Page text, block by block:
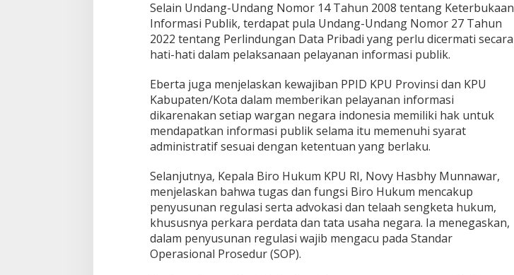
Selain Undang-Undang Nomor 14 Tahun 2008 tentang Keterbukaan
Informasi Publik, terdapat pula Undang-Undang Nomor 27 Tahun
2022 tentang Perlindungan Data Pribadi yang perlu dicermati secara
hati-hati dalam pelaksanaan pelayanan informasi publik.
‎‎Eberta juga menjelaskan kewajiban PPID KPU Provinsi dan KPU
Kabupaten/Kota dalam memberikan pelayanan informasi
dikarenakan setiap wargan negara indonesia memiliki hak untuk
mendapatkan informasi publik selama itu memenuhi syarat
administratif sesuai dengan ketentuan yang berlaku.
‎Selanjutnya, Kepala Biro Hukum KPU RI, Novy Hasbhy Munnawar,
menjelaskan bahwa tugas dan fungsi Biro Hukum mencakup
penyusunan regulasi serta advokasi dan telaah sengketa hukum,
khususnya perkara perdata dan tata usaha negara. Ia menegaskan,
dalam penyusunan regulasi wajib mengacu pada Standar
Operasional Prosedur (SOP).